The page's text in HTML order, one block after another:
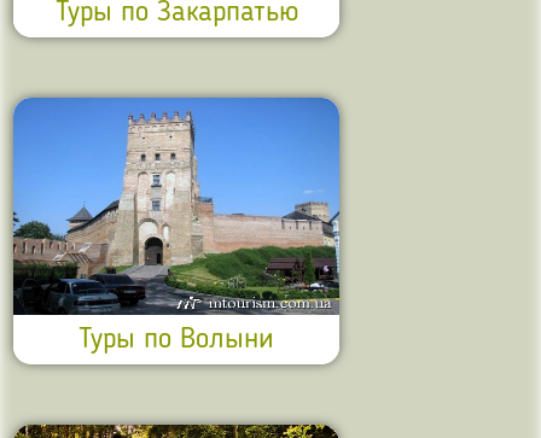
Туры по Закарпатью
Туры по Волыни